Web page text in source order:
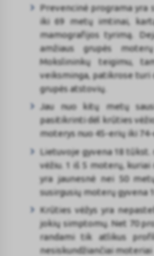
Prevencinė programa yra
iki 69 metų imtinai,
mamografijos tyrimą.
amžiaus grupės
Mokslininkų teigimu,
veiksminga, patikrose turi
grupės atstovių.
Jau nuo kitų metų
pasitikrinti dėl krūties
moterys nuo 45-erių iki
Lietuvoje gyvena 18
vėžiu. 1 iš 5 moterų,
yra jaunesnė nei 50
susirgusių moterų gyvena
Krūties vėžys yra
jokių simptomų. Net 70
randami tik atlikus
nesiskundžiančiai moteriai